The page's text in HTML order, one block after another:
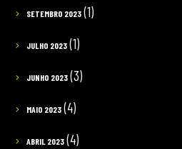
SETEMBRO 2023(1)
JULHO 2023(1)
JUNHO 2023(3)
MAIO 2023(4)
ABRIL 2023(4)